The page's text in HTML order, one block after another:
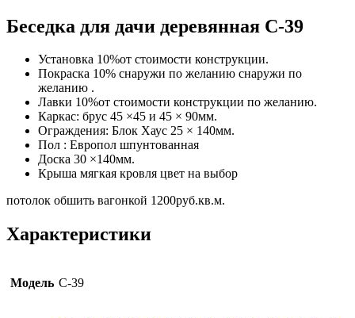
Беседка для дачи деревянная С-39
Установка 10%от стоимости конструкции.
Покраска 10% снаружи по желанию снаружи по
желанию .
Лавки 10%от стоимости конструкции по желанию.
Каркас: брус 45 ×45 и 45 × 90мм.
Ограждения: Блок Хаус 25 × 140мм.
Пол : Европол шпунтованная
Доска 30 ×140мм.
Крыша мягкая кровля цвет на выбор
потолок обшить вагонкой 1200руб.кв.м.
Характеристики
Модель С-39